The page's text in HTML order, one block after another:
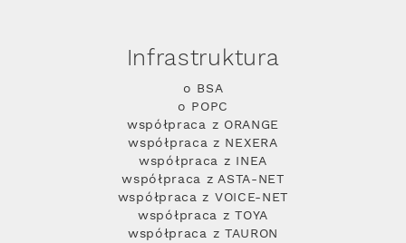
Infrastruktura
o BSA
o POPC
współpraca z ORANGE
współpraca z NEXERA
współpraca z INEA
współpraca z ASTA-NET
współpraca z VOICE-NET
współpraca z TOYA
współpraca z TAURON